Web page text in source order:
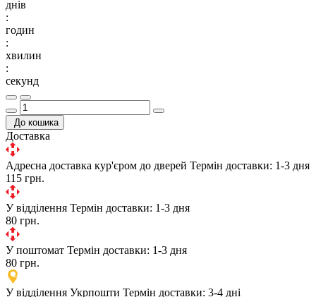
днів
:
годин
:
хвилин
:
секунд
До кошика
Доставка
Адресна доставка кур'єром до дверей Термін доставки: 1-3 дня
115 грн.
У відділення Термін доставки: 1-3 дня
80 грн.
У поштомат Термін доставки: 1-3 дня
80 грн.
У відділення Укрпошти Термін доставки: 3-4 дні